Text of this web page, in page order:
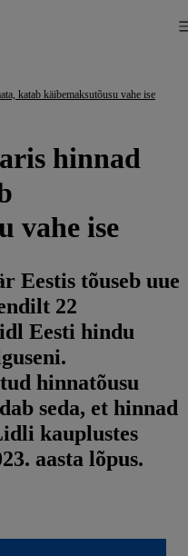
katab käibemaksutõusu vahe ise
hinnad
vahe ise
Eestis tõuseb uue
22
Eesti hindu
hinnatõusu
seda, et hinnad
kauplustes
aasta lõpus.